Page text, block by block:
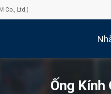
Co., Ltd.)
Ống Kính